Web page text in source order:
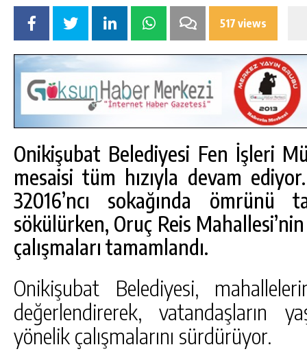
517 views
Onikişubat Belediyesi Fen İşleri
mesaisi tüm hızıyla devam
32016’ncı sokağında ömrünü
sökülürken, Oruç Reis
çalışmaları tamamlandı.
Onikişubat Belediyesi,
değerlendirerek, vatandaşların
yönelik çalışmalarını sürdürüyor.
GÖKSUN HAFIZLIK KIZ KUR’AN KURSU